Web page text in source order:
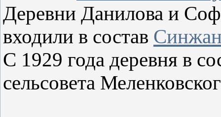
Деревни Данилова и
входили в состав
С 1929 года деревня в
сельсовета